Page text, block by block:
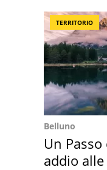
TERRITORIO
Belluno
Un
addio